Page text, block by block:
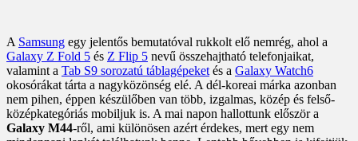
A Samsung egy jelentős bemutatóval rukkolt elő nemrég, ahol a
Galaxy Z Fold 5 és Z Flip 5 nevű összehajtható telefonjaikat,
valamint a Tab S9 sorozatú táblagépeket és a Galaxy Watch6
okosórákat tárta a nagyközönség elé. A dél-koreai márka azonban
nem pihen, éppen készülőben van több, izgalmas, közép és felső-
középkategóriás mobiljuk is. A mai napon hallottunk először a
Galaxy M44-ről, ami különösen azért érdekes, mert egy nem